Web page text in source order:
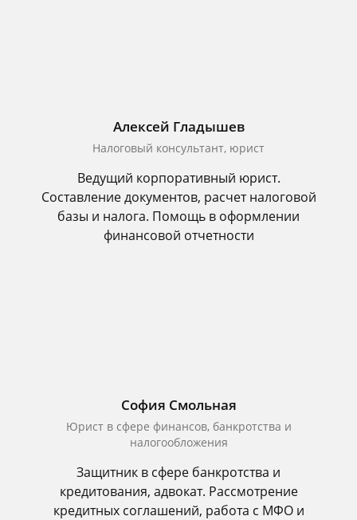
Алексей Гладышев
Налоговый консультант, юрист
Ведущий корпоративный юрист.
Составление документов, расчет налоговой
базы и налога. Помощь в оформлении
финансовой отчетности
София Смольная
Юрист в сфере финансов, банкротства и
налогообложения
Защитник в сфере банкротства и
кредитования, адвокат. Рассмотрение
кредитных соглашений, работа с МФО и